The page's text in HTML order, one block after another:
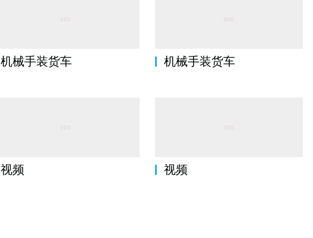
机械手装货车 机械手装货车
视频 视频